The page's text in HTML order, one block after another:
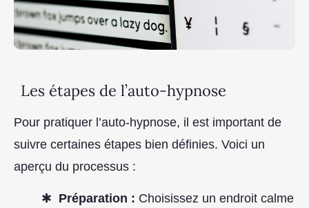
Les étapes de l’auto-hypnose
Pour pratiquer l’auto-hypnose, il est important de
suivre certaines étapes bien définies. Voici un
aperçu du processus :
Préparation : Choisissez un endroit calme